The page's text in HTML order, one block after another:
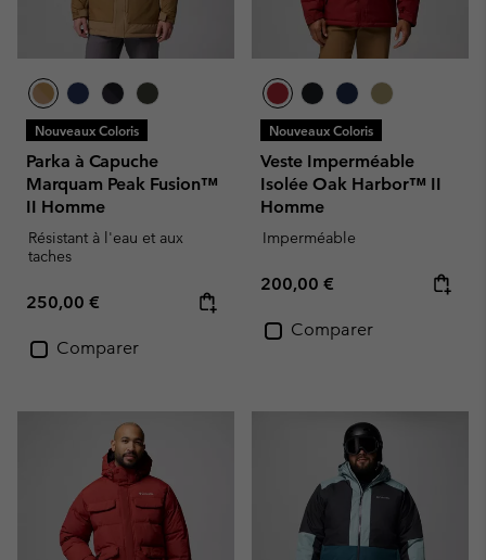
Nouveaux Coloris
Parka à Capuche
Marquam Peak Fusion™
II Homme
Résistant à l'eau et aux
taches
Regular price:
250,00 €
Comparer
Nouveaux Coloris
Veste Imperméable
Isolée Oak Harbor™ II
Homme
Imperméable
Regular price:
200,00 €
Comparer